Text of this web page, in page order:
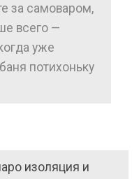
за самоваром,
всего —
уже
потихоньку
изоляция и